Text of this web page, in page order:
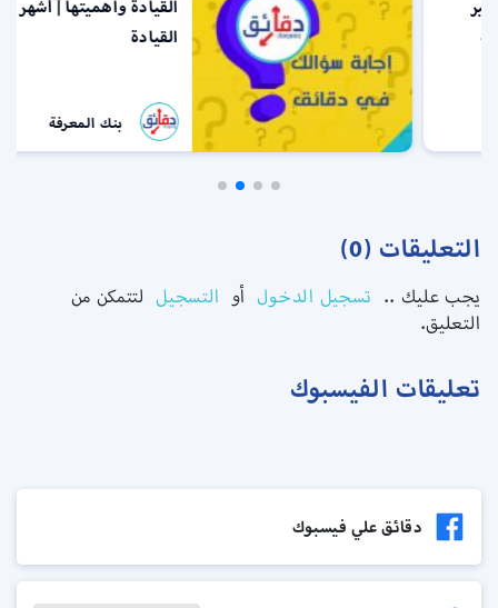
القيادة واهميتها | أشهر أنواع
القيادة
بنك المعرفة
التعليقات (0)
يجب عليك .. تسجيل الدخول أو التسجيل لتتمكن من
التعليق.
تعليقات الفيسبوك
دقائق علي فيسبوك